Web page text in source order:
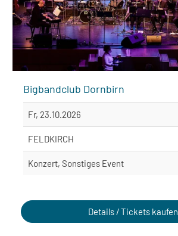
Bigbandclub Dornbirn
Fr, 23.10.2026
FELDKIRCH
Konzert, Sonstiges Event
Details / Tickets kaufen